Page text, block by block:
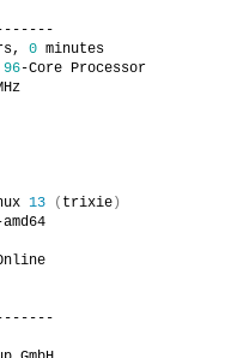
0 minutes
96-Core Processor
13 ( trixie)